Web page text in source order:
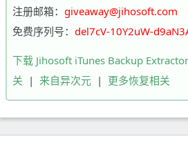
注册邮箱： giveaway@jihosoft.com
免费序列号： del7cV-10Y2uW-
下载 Jihosoft iTunes Backup
关 | 来自异次元 | 更多恢复相关